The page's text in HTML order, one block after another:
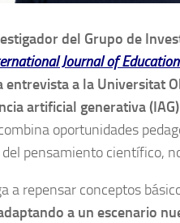
del Grupo de
Journal of
entrevista a la Universitat
artificial generativa
oportunidades
pensamiento científico,
a repensar conceptos
a un escenario